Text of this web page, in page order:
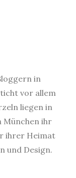
in
vor allem
liegen in
München ihr
ihrer Heimat
und Design.